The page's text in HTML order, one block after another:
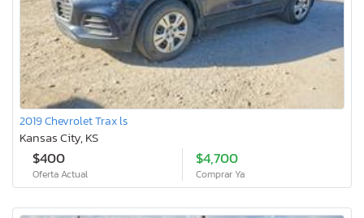
2019 Chevrolet Trax ls
Kansas City, KS
$400
Oferta Actual
$4,700
Comprar Ya